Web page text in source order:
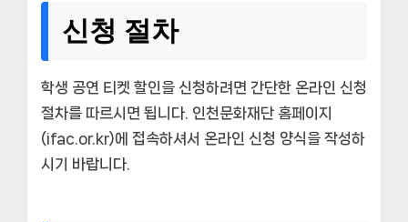
신청 절차
학생 공연 티켓 할인을 신청하려면 간단한 온라인 신청
절차를 따르시면 됩니다. 인천문화재단 홈페이지
(ifac.or.kr)에 접속하셔서 온라인 신청 양식을 작성하
시기 바랍니다.